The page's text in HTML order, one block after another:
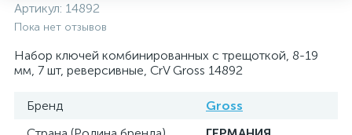
Артикул: 14892
Пока нет отзывов
Набор ключей комбинированных с трещоткой, 8-19
мм, 7 шт, реверсивные, CrV Gross 14892
Бренд
Gross